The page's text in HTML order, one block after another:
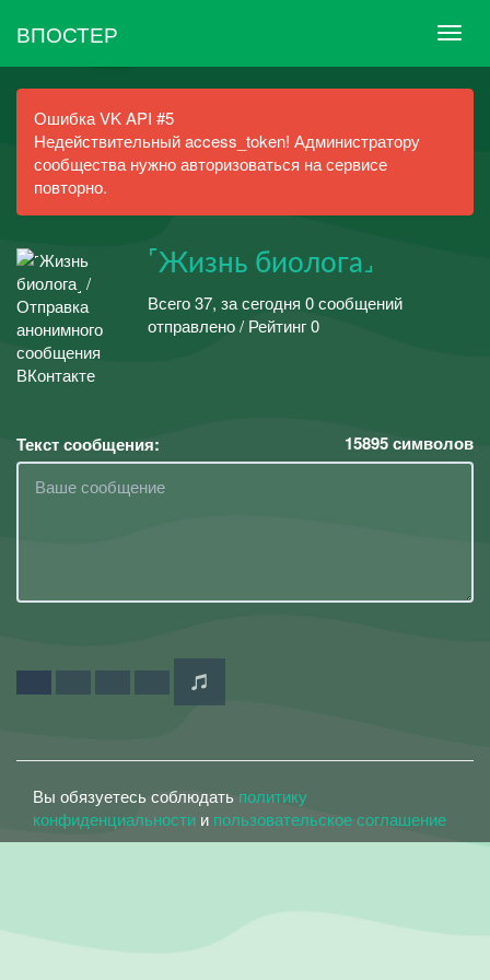
ВПОСТЕР
Ошибка VK API #5
Недействительный access_token! Администратору
сообщества нужно авторизоваться на сервисе
повторно.
˹Жизнь биолога˼
Всего 37, за сегодня 0 сообщений
отправлено / Рейтинг 0
Текст сообщения: 15895символов
Вы обязуетесь соблюдать политику
конфиденциальности и пользовательское соглашение